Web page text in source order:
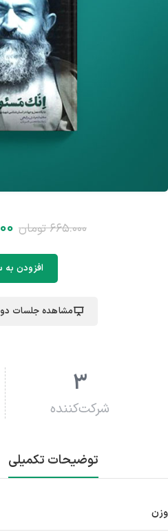
۶۶۵.۰۰۰تومان
افزودن به
مشاهده جلسات
3
شرکت‌کننده
توضیحات تکمیلی
وزن